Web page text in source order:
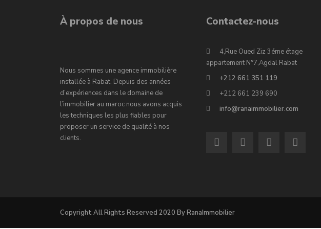
À propos de nous
Nous sommes une agence immobilière
installée à Rabat. Depuis des années
d’expériences dans le domaine de
l’immobilier au maroc nous avons acquis
les techniques les plus fiables pour
proposer un service de qualité à nos
clients.
Contactez-nous
4,Rue Oued Ziz 3éme étage
appartement N°7,Agdal Rabat
+212 661 351 119
+212 661 239 690
info@ranaimmobilier.com
Copyright All Rights Reserved 2020 By RanaImmobilier